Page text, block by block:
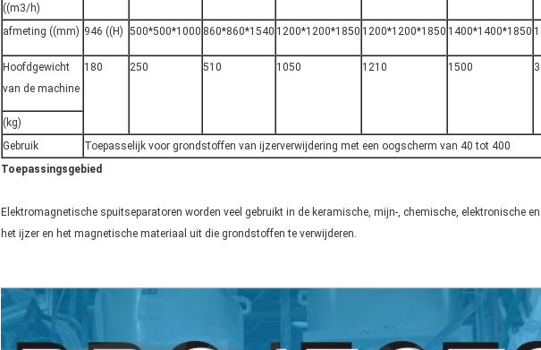
((m3/h)
afmeting ((mm) 946 ((H) 500*500*1000 860*860*1540 1200*1200*1850 1200*1200*1850 1400*1400*1850
Hoofdgewicht
van de machine
180 250 510 1050 1210 1500
(kg)
Gebruik
Toepasselijk voor grondstoffen van ijzerverwijdering met een oogscherm van 40 tot 400
Toepassingsgebied
Elektromagnetische spuitseparatoren worden veel gebruikt in de keramische, mijn-, chemische, elektronische
het ijzer en het magnetische materiaal uit die grondstoffen te verwijderen.